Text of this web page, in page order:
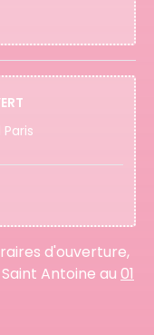
d'ouverture,
Antoine au 01